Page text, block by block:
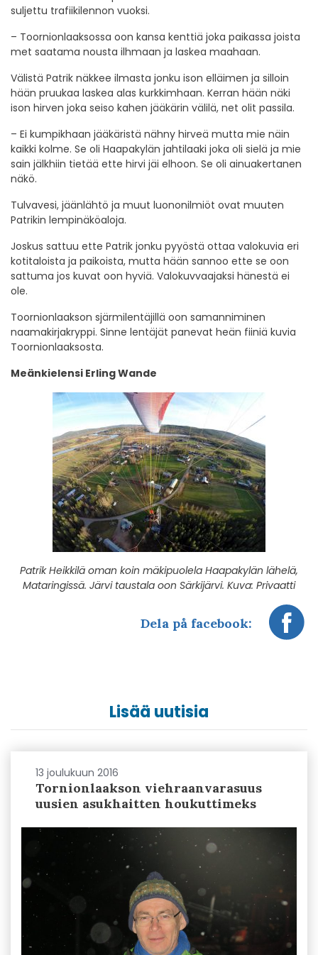
suljettu trafiikilennon vuoksi.
– Toornionlaaksossa oon kansa kenttiä joka paikassa joista
met saatama nousta ilhmaan ja laskea maahaan.
Välistä Patrik näkkee ilmasta jonku ison elläimen ja silloin
hään pruukaa laskea alas kurkkimhaan. Kerran hään näki
ison hirven joka seiso kahen jääkärin välilä, net olit passila.
– Ei kumpikhaan jääkäristä nähny hirveä mutta mie näin
kaikki kolme. Se oli Haapakylän jahtilaaki joka oli sielä ja mie
sain jälkhiin tietää ette hirvi jäi elhoon. Se oli ainuakertanen
näkö.
Tulvavesi, jäänlähtö ja muut luononilmiöt ovat muuten
Patrikin lempinäköaloja.
Joskus sattuu ette Patrik jonku pyyöstä ottaa valokuvia eri
kotitaloista ja paikoista, mutta hään sannoo ette se oon
sattuma jos kuvat oon hyviä. Valokuvvaajaksi hänestä ei
ole.
Toornionlaakson sjärmilentäjillä oon samanniminen
naamakirjakryppi. Sinne lentäjät panevat heän fiiniä kuvia
Toornionlaaksosta.
Meänkielensi Erling Wande
Patrik Heikkilä oman koin mäkipuolela Haapakylän lähelä,
Mataringissä. Järvi taustala oon Särkijärvi. Kuva: Privaatti
Dela på facebook:
Lisää uutisia
13 joulukuun 2016
Tornionlaakson viehraanvarasuus
uusien asukhaitten houkuttimeks